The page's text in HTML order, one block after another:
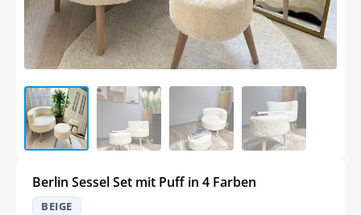
Berlin Sessel Set mit Puff in 4 Farben
BEIGE